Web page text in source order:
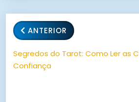
ANTERIOR
Segredos do Tarot: Como Ler as
Confiança